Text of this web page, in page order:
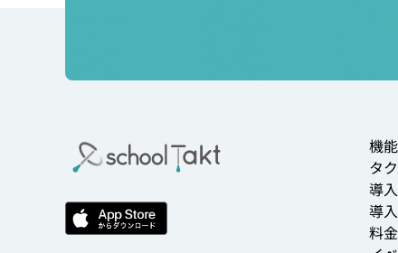
機能
タ
導
導
料金